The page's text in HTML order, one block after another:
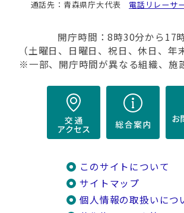
通話先：青森県庁大代表 電話リレーサ
開庁時間：8時30分から17
（土曜日、日曜日、祝日、休日、年
※一部、開庁時間が異なる組織、施
このサイトについて
サイトマップ
個人情報の取扱いにつ